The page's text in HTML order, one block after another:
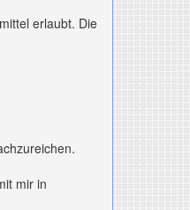
erlaubt. Die
mir in